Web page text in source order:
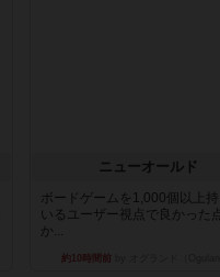
ニューオールド
ボードゲームを1,000個以上持
いるユーザー視点で良かった
か...
約10時間前